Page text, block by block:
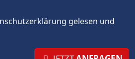
gelesen und